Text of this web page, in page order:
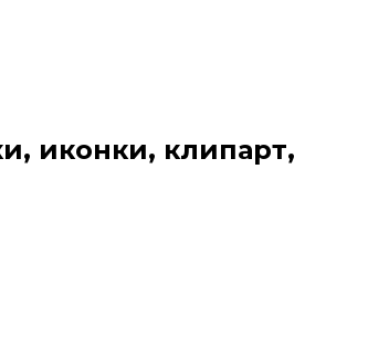
иконки, клипарт,